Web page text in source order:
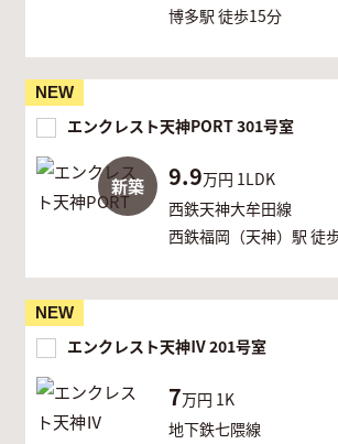
博多駅 徒歩15分
NEW
新築
エンクレスト天神PORT 301号室
9.9万円 1LDK
西鉄天神大牟田線
西鉄福岡（天神）駅 徒
NEW
エンクレスト天神Ⅳ 201号室
7万円 1K
地下鉄七隈線